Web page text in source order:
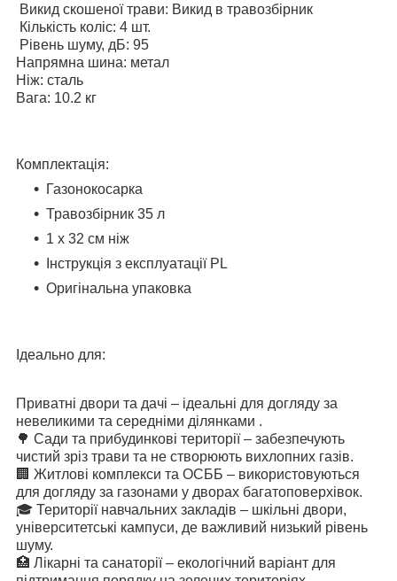
Викид скошеної трави: Викид в травозбірник
Кількість коліс: 4 шт.
Рівень шуму, дБ: 95
Напрямна шина: метал
Ніж: сталь
Вага: 10.2 кг
Комплектація:
Газонокосарка
Травозбірник 35 л
1 х 32 см ніж
Інструкція з експлуатації PL
Оригінальна упаковка
Ідеально для:
Приватні двори та дачі – ідеальні для догляду за
невеликими та середніми ділянками .
🌳 Сади та прибудинкові території – забезпечують
чистий зріз трави та не створюють вихлопних газів.
🏢 Житлові комплекси та ОСББ – використовуються
для догляду за газонами у дворах багатоповерхівок.
🎓 Території навчальних закладів – шкільні двори,
університетські кампуси, де важливий низький рівень
шуму.
🏥 Лікарні та санаторії – екологічний варіант для